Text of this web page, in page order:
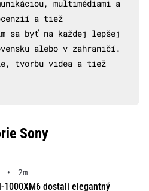
multimédiami a
a tiež
sa byť na každej lepšej
alebo v zahraničí.
tvorbu videa a tiež
Sony
•
2m
1000XM6 dostali elegantný